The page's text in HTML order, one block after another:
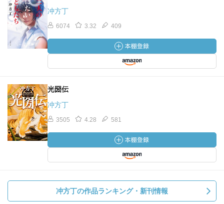
冲方丁
6074 3.32 409
光圀伝
冲方丁
3505 4.28 581
冲方丁の作品ランキング・新刊情報